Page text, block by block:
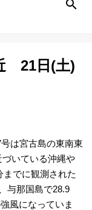
21日(土)
は宮古島の東南東
いている沖縄や
でに観測された
与那国島で28.9
風になっていま